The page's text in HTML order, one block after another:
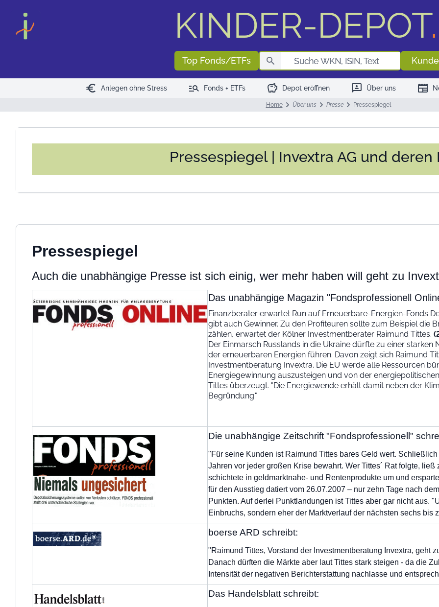
KINDER-DEPOT.
Top Fonds/ETFs
euro Anlegen ohne Stress manage_search Fonds + ETFs savings Depot eröffnen 3p Über uns newspaper
Home Über uns Presse Pressespiegel
Pressespiegel | Invextra AG und deren
Pressespiegel
Auch die unabhängige Presse ist sich einig, wer mehr haben will geht zu
Das unabhängige Magazin "Fondsprofessionell
Finanzberater erwartet Run auf Erneuerbare-Energien-Fonds
gibt auch Gewinner. Zu den Profiteuren sollte zum Beispiel die
zählen, erwartet der Kölner Investmentberater Raimund Tittes.
Der Einmarsch Russlands in die Ukraine dürfte zu einer
der erneuerbaren Energien führen. Davon zeigt sich Raimund
Investmentberatung Invextra. Die EU werde alle Ressourcen
Energiegewinnung auszusteigen und von der
Tittes überzeugt. "Die Energiewende erhält damit neben der
Begründung."
Die unabhängige Zeitschrift "Fondsprofessionell"
"Für seine Kunden ist Raimund Tittes bares Geld wert.
Jahren vor jeder großen Krise bewahrt. Wer Tittes´ Rat folgte,
schichtete in geldmarktnahe- und Rentenprodukte um und
für den Ausstieg datiert vom 26.07.2007 – nur zehn Tage nach
Punkten. Auf derlei Punktlandungen ist Tittes aber gar nicht aus.
Einbruchs, sondern eher der Marktverlauf der nächsten sechs bis
boerse ARD schreibt:
"Raimund Tittes, Vorstand der Investmentberatung Invextra, geht
Danach dürften die Märkte aber laut Tittes stark steigen - da die
Intensität der negativen Berichterstattung nachlasse und
Das Handelsblatt schreibt: